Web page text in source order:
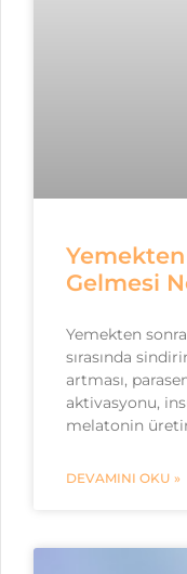
Gelmesi
Yemekten
sırasında
artması,
aktivasyonu,
melatonin
DEVAMINI OKU »